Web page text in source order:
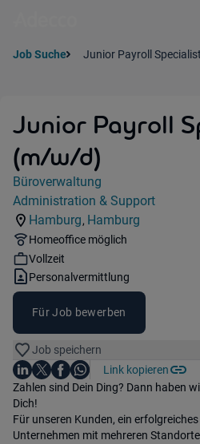
Job Suche Junior Payroll
Junior Payroll
(m/w/d)
Jobdetails
Kategorie:
Büroverwaltung
Industry:
Administration & Support
Standorte:
Hamburg,
Region:
Hamburg
Remote Option:
Homeoffice möglich
Workhours:
Vollzeit
Vertragsart:
Personalvermittlung
Für Job bewerben
Job speichern
Teile diesen Job
Auf LinkedIn teilen
Auf X teilen
Auf Facebook teilen
Auf WhatsApp teilen
Link kopieren
Einleitung
Zahlen sind Dein Ding? Dann haben
Dich!
Für unseren Kunden, ein
Unternehmen mit mehreren